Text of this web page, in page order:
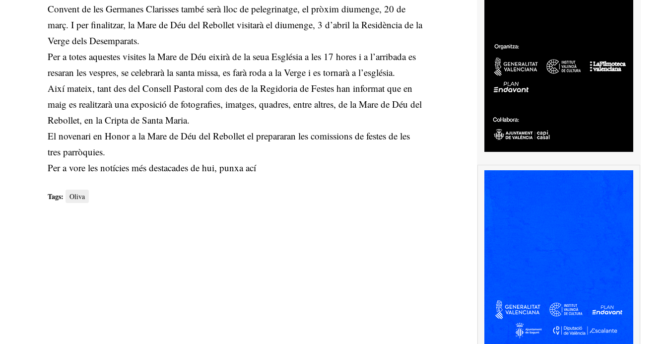
Convent de les Germanes Clarisses també serà lloc de pelegrinatge, el pròxim diumenge, 20 de
març. I per finalitzar, la Mare de Déu del Rebollet visitarà el diumenge, 3 d’abril la Residència de la
Verge dels Desemparats.
Per a totes aquestes visites la Mare de Déu eixirà de la seua Església a les 17 hores i a l’arribada es
resaran les vespres, se celebrarà la santa missa, es farà roda a la Verge i es tornarà a l’església.
Així mateix, tant des del Consell Pastoral com des de la Regidoria de Festes han informat que en
maig es realitzarà una exposició de fotografies, imatges, quadres, entre altres, de la Mare de Déu del
Rebollet, en la Cripta de Santa Maria.
El novenari en Honor a la Mare de Déu del Rebollet el prepararan les comissions de festes de les
tres parròquies.
Per a vore les notícies més destacades de hui,punxa ací
Tags: Oliva